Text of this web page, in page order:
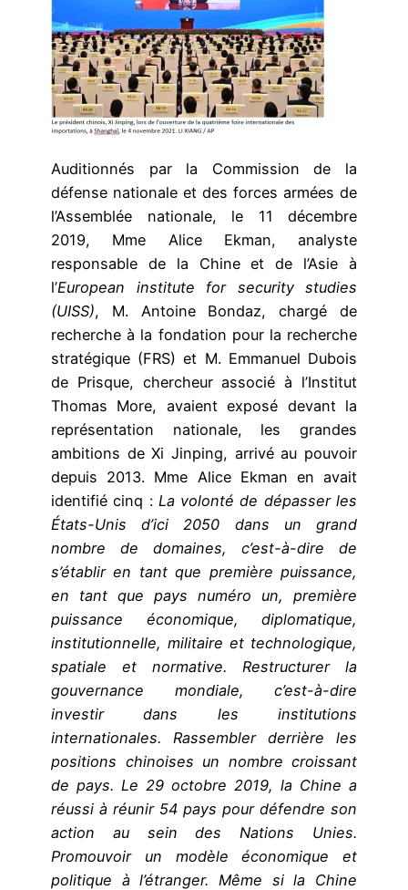
Auditionnés par la Commission de la
défense nationale et des forces armées de
l’Assemblée nationale, le 11 décembre
2019, Mme Alice Ekman, analyste
responsable de la Chine et de l’Asie à
l’European institute for security studies
(UISS), M. Antoine Bondaz, chargé de
recherche à la fondation pour la recherche
stratégique (FRS) et M. Emmanuel Dubois
de Prisque, chercheur associé à l’Institut
Thomas More, avaient exposé devant la
représentation nationale, les grandes
ambitions de Xi Jinping, arrivé au pouvoir
depuis 2013. Mme Alice Ekman en avait
identifié cinq : La volonté de dépasser les
États-Unis d’ici 2050 dans un grand
nombre de domaines, c’est-à-dire de
s’établir en tant que première puissance,
en tant que pays numéro un, première
puissance économique, diplomatique,
institutionnelle, militaire et technologique,
spatiale et normative. Restructurer la
gouvernance mondiale, c’est-à-dire
investir dans les institutions
internationales. Rassembler derrière les
positions chinoises un nombre croissant
de pays. Le 29 octobre 2019, la Chine a
réussi à réunir 54 pays pour défendre son
action au sein des Nations Unies.
Promouvoir un modèle économique et
politique à l’étranger. Même si la Chine